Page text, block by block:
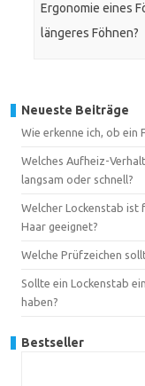
Ergonomie eines
längeres Föhnen?
Neueste Beiträge
Wie erkenne ich, ob ein
Welches Aufheiz-
langsam oder schnell?
Welcher Lockenstab ist
Haar geeignet?
Welche Prüfzeichen
Sollte ein Lockenstab
haben?
Bestseller